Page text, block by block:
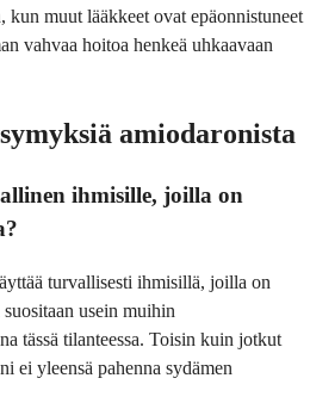
kun muut lääkkeet ovat epäonnistuneet
vahvaa hoitoa henkeä uhkaavaan
amiodaronista
ihmisille, joilla on
turvallisesti ihmisillä, joilla on
usein muihin
tässä tilanteessa. Toisin kuin jotkut
ei yleensä pahenna sydämen